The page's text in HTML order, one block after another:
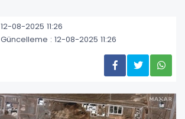
12-08-2025 11:26
Güncelleme : 12-08-2025 11:26